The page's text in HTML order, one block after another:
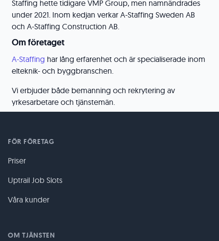
Staffing hette tidigare VMP Group, men namnändrades
under 2021. Inom kedjan verkar A-Staffing Sweden AB
och A-Staffing Construction AB.
Om företaget
A-Staffing ​ har lång erfarenhet och är specialiserade inom
elteknik- och byggbranschen.
Vi erbjuder både bemanning och rekrytering av
yrkesarbetare och tjänstemän.
FÖR FÖRETAG
Priser
Uptrail Job Slots
Våra kunder
OM TJÄNSTEN